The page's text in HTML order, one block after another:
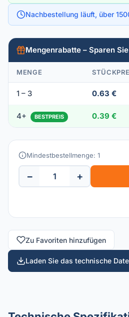
Nachbestellung läuft, über
Mengenrabatte – Sparen
MENGE
1 – 3 0.63 €
4+ BESTPREIS 0.39 €
Mindestbestellmenge: 1
− +
Zu Favoriten hinzufügen
Laden Sie das technische